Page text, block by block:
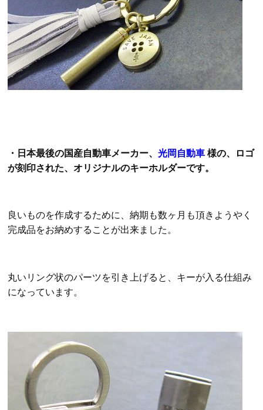
・日本最後の国産自動車メーカー、光岡自動車 様の、ロゴ
が刻印された、オリジナルのキーホルダーです。
良いものを作成するために、納期も数ヶ月も頂きようやく
完成品をお納めすることが出来ました。
丸いリング状のパーツを引き上げると、キーが入る仕組み
になっています。